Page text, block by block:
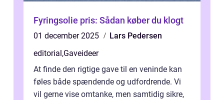
Fyringsolie pris: Sådan køber du klogt
01 december 2025
Lars Pedersen
editorial ,Gaveideer
At finde den rigtige gave til en veninde kan
føles både spændende og udfordrende. Vi
vil gerne vise omtanke, men samtidig sikre,